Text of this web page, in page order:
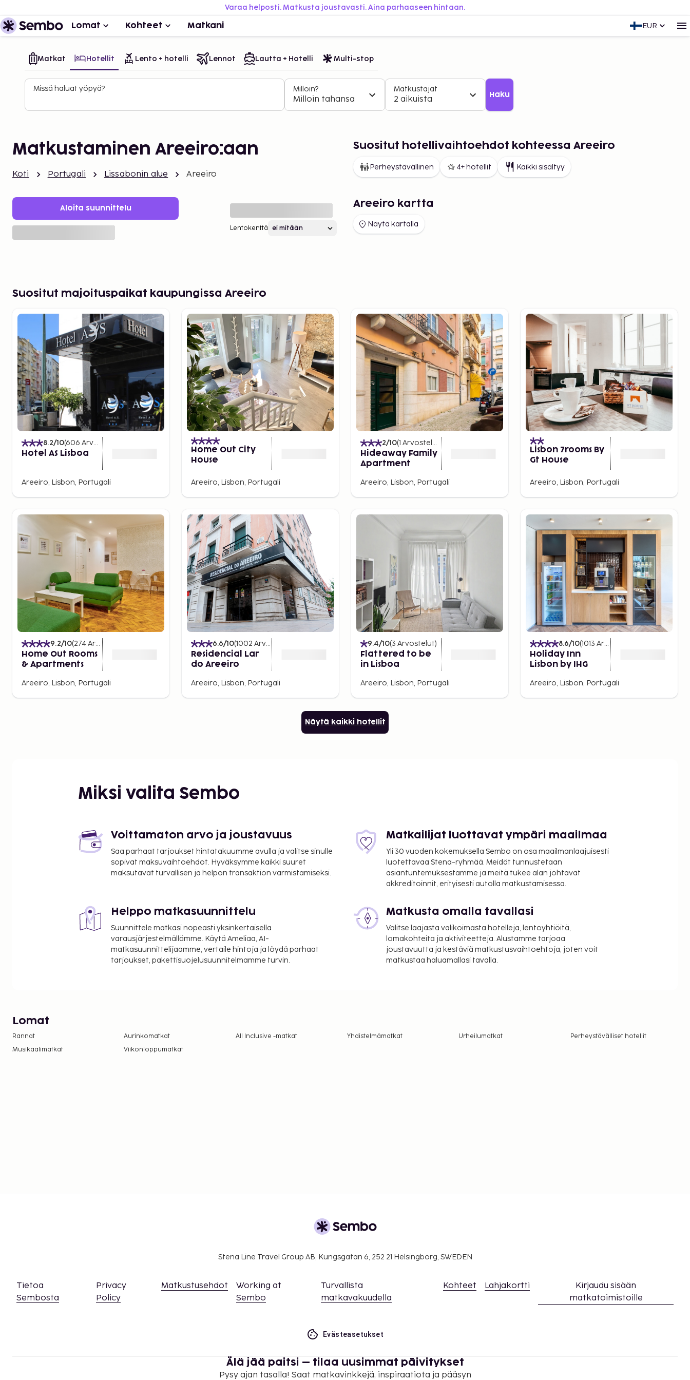
Varaa helposti. Matkusta joustavasti. Aina parhaaseen hintaan.
Lomat Kohteet Matkani EUR
Matkat Hotellit Lento + hotelli Lennot Lautta + Hotelli Multi-stop
Missä haluat yöpyä? Milloin?
Milloin tahansa
Matkustajat
2 aikuista Haku
Matkustaminen Areeiro:aan
Koti Portugali Lissabonin alue Areeiro
Aloita suunnittelu
Lentokenttä
Suositut hotellivaihtoehdot kohteessa Areeiro
Perheystävällinen 4+ hotellit Kaikki sisältyy
Areeiro kartta
Näytä kartalla
Suositut majoituspaikat kaupungissa Areeiro
8.2/10(606 Arvostelut
Hotel AS Lisboa
Areeiro, Lisbon, Portugali
Home Out City
House
Areeiro, Lisbon, Portugali
2/10(1 Arvostelut )
Hideaway Family
Apartment
Areeiro, Lisbon, Portugali
Lisbon 7rooms By
Gt House
Areeiro, Lisbon, Portugali
9.2/10(274 Arvostelut
Home Out Rooms
& Apartments
Areeiro, Lisbon, Portugali
6.6/10(1002 Arvostelut
Residencial Lar
do Areeiro
Areeiro, Lisbon, Portugali
9.4/10(3 Arvostelut)
Flattered to be
in Lisboa
Areeiro, Lisbon, Portugali
8.6/10(1013 Arvostelut
Holiday Inn
Lisbon by IHG
Areeiro, Lisbon, Portugali
Näytä kaikki hotellit
Miksi valita Sembo
Voittamaton arvo ja joustavuus
Saa parhaat tarjoukset hintatakuumme avulla ja valitse sinulle
sopivat maksuvaihtoehdot. Hyväksymme kaikki suuret
maksutavat turvallisen ja helpon transaktion varmistamiseksi.
Matkailijat luottavat ympäri maailmaa
Yli 30 vuoden kokemuksella Sembo on osa maailmanlaajuisesti
luotettavaa Stena-ryhmää. Meidät tunnustetaan
asiantuntemuksestamme ja meitä tukee alan johtavat
akkreditoinnit, erityisesti autolla matkustamisessa.
Helppo matkasuunnittelu
Suunnittele matkasi nopeasti yksinkertaisella
varausjärjestelmällämme. Käytä Ameliaa, AI-
matkasuunnittelijaamme, vertaile hintoja ja löydä parhaat
tarjoukset, pakettisuojelusuunnitelmamme turvin.
Matkusta omalla tavallasi
Valitse laajasta valikoimasta hotelleja, lentoyhtiöitä,
lomakohteita ja aktiviteetteja. Alustamme tarjoaa
joustavuutta ja kestäviä matkustusvaihtoehtoja, joten voit
matkustaa haluamallasi tavalla.
Lomat
Rannat Aurinkomatkat All Inclusive -matkat Yhdistelmämatkat Urheilumatkat
Perheystävälliset hotellit
Musikaalimatkat
Viikonloppumatkat
Stena Line Travel Group AB, Kungsgatan 6, 252 21 Helsingborg, SWEDEN
Tietoa
Sembosta
Privacy
Policy
Matkustusehdot
Working at
Sembo
Turvallista
matkavakuudella
Kohteet Lahjakortti
Kirjaudu sisään
matkatoimistoille
Evästeasetukset
Älä jää paitsi – tilaa uusimmat päivitykset
Pysy ajan tasalla! Saat matkavinkkejä, inspiraatiota ja pääsyn